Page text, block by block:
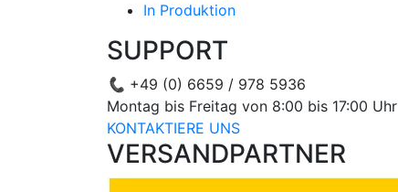
In Produktion
SUPPORT
📞 +49 (0) 6659 / 978 5936
Montag bis Freitag von 8:00 bis 17:00 Uhr
KONTAKTIERE UNS
VERSANDPARTNER